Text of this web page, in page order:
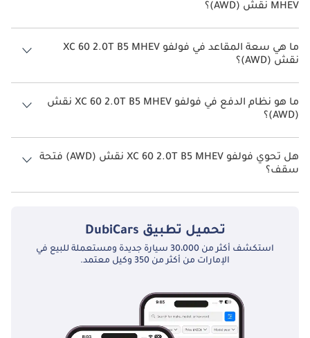
MHEV نقش (AWD)؟
يبلغ معدل استهلاك الوقود المقترح من الشركة المصنعة لسيارة فولفو XC
60 2026 من 9 كم/ليتر - 28 كم/ليتر.
ما هي سعة المقاعد في فولفو XC 60 2.0T B5 MHEV
نقش (AWD)؟
تتسع فولفو XC 60 2.0T B5 MHEV نقش (AWD) لأ 5 أشخاص.
ما هو نظام الدفع في فولفو XC 60 2.0T B5 MHEV نقش
(AWD)؟
نظام الدفع في فولفو XC 60 All Wheel Drive 2.0T B5 MHEV نقش (AWD).
هل تحوي فولفو XC 60 2.0T B5 MHEV نقش (AWD) فتحة
سقف؟
نعم توفر فولفو XC 60 2.0T B5 MHEV نقش (AWD) فتحة السقف كخيار.
تحميل تطبيق DubiCars
استكشف أكثر من 30،000 سيارة جديدة ومستعملة للبيع في
الإمارات من أكثر من 350 وكيل معتمد.